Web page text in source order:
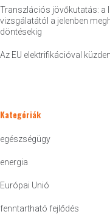
Transzlációs jövőkutatás: a
vizsgálatától a jelenben
döntésekig
Az EU elektrifikációval
Kategóriák
egészségügy
energia
Európai Unió
fenntartható fejlődés